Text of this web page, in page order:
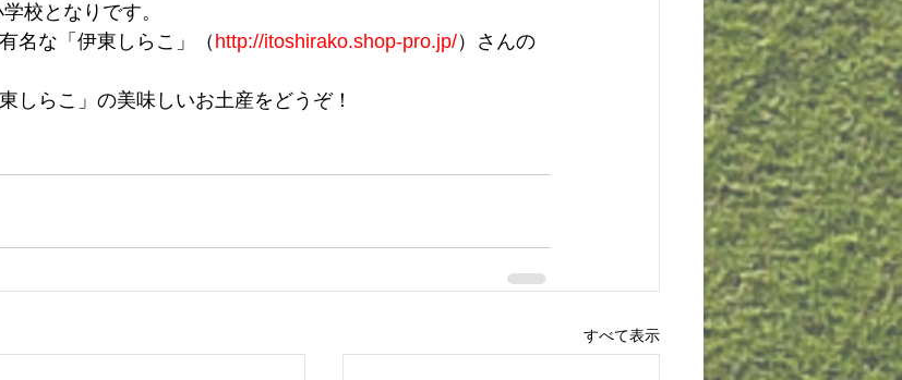
校となりです。
名な「伊東しらこ」（ http://itoshirako.shop-pro.jp/）さんの
しらこ」の美味しいお土産をどうぞ！
すべて表示